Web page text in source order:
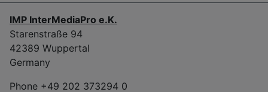
Ein Lösungsansatz
Die pragmatische Idee ist, bestehende Systeme
weiterhin zu nutzen (etwa für Chat, Meetings oder
IMP InterMediaPro e.K.
Starenstraße 94
42389 Wuppertal
Germany
Phone +49 202 373294 0